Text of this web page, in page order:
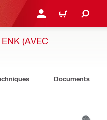
CONNEXION OU
PANIER
(AVEC
Documents